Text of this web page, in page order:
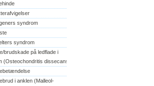
syndrom
syndrom
brudskade på ledflade i
(Osteochondritis dissecans)
i anklen (Malleol-